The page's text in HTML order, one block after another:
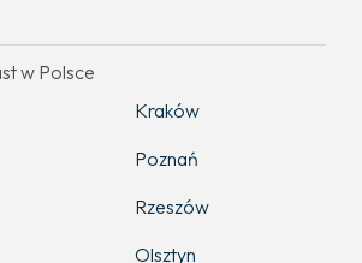
w Polsce
Kraków
Poznań
Rzeszów
Olsztyn